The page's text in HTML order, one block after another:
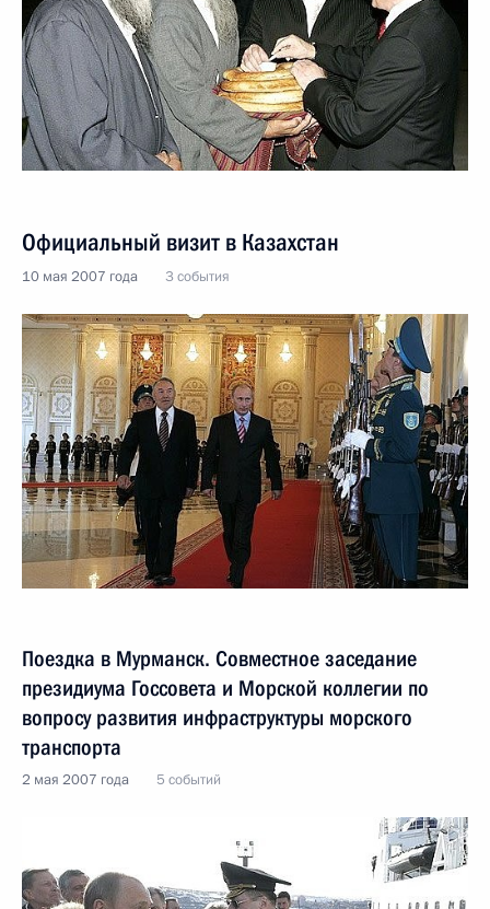
Официальный визит в Казахстан
10 мая 2007 года 3 события
Поездка в Мурманск. Совместное заседание
президиума Госсовета и Морской коллегии по
вопросу развития инфраструктуры морского
транспорта
2 мая 2007 года 5 событий